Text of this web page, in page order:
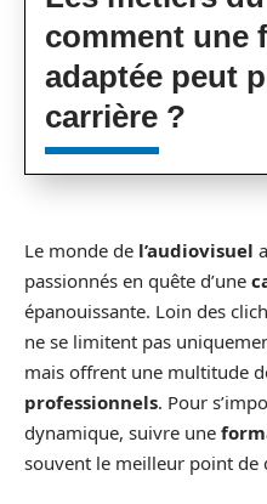
comment une
adaptée peut
carrière ?
Le monde de l’audiovisuel
passionnés en quête d’une
épanouissante. Loin des
ne se limitent pas
mais offrent une multitude
professionnels. Pour
dynamique, suivre une
souvent le meilleur point de